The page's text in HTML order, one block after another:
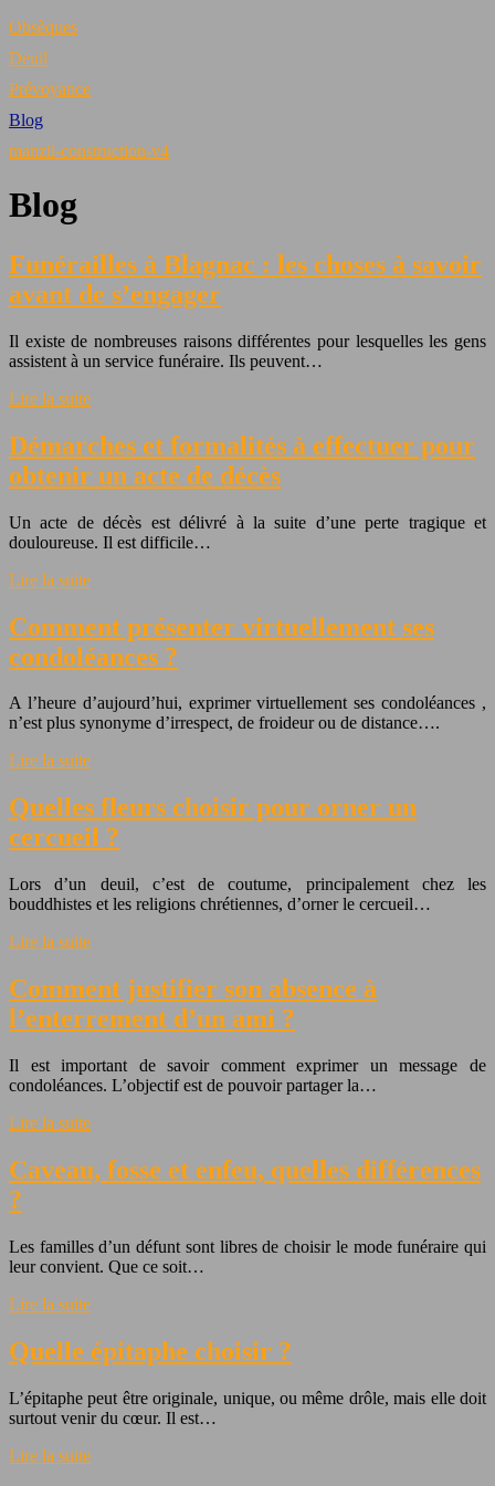
Obsèques
Deuil
Prévoyance
Blog
manzil-construction-v4
Blog
Funérailles à Blagnac : les choses à savoir
avant de s’engager
Il existe de nombreuses raisons différentes pour lesquelles les gens
assistent à un service funéraire. Ils peuvent…
Lire la suite
Démarches et formalités à effectuer pour
obtenir un acte de décès
Un acte de décès est délivré à la suite d’une perte tragique et
douloureuse. Il est difficile…
Lire la suite
Comment présenter virtuellement ses
condoléances ?
A l’heure d’aujourd’hui, exprimer virtuellement ses condoléances ,
n’est plus synonyme d’irrespect, de froideur ou de distance….
Lire la suite
Quelles fleurs choisir pour orner un
cercueil ?
Lors d’un deuil, c’est de coutume, principalement chez les
bouddhistes et les religions chrétiennes, d’orner le cercueil…
Lire la suite
Comment justifier son absence à
l’enterrement d’un ami ?
Il est important de savoir comment exprimer un message de
condoléances. L’objectif est de pouvoir partager la…
Lire la suite
Caveau, fosse et enfeu, quelles différences
?
Les familles d’un défunt sont libres de choisir le mode funéraire qui
leur convient. Que ce soit…
Lire la suite
Quelle épitaphe choisir ?
L’épitaphe peut être originale, unique, ou même drôle, mais elle doit
surtout venir du cœur. Il est…
Lire la suite